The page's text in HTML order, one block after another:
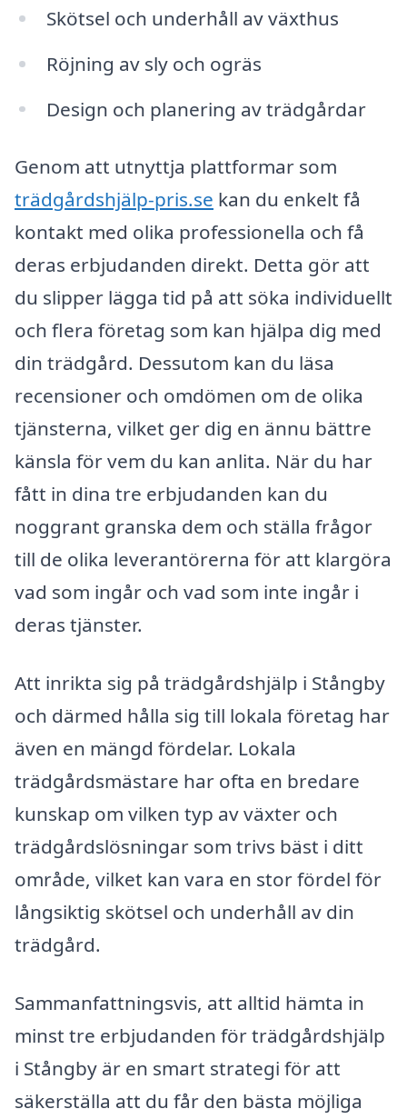
Skötsel och underhåll av växthus
Röjning av sly och ogräs
Design och planering av trädgårdar
Genom att utnyttja plattformar som
trädgårdshjälp-pris.se kan du enkelt få
kontakt med olika professionella och få
deras erbjudanden direkt. Detta gör att
du slipper lägga tid på att söka individuellt
och flera företag som kan hjälpa dig med
din trädgård. Dessutom kan du läsa
recensioner och omdömen om de olika
tjänsterna, vilket ger dig en ännu bättre
känsla för vem du kan anlita. När du har
fått in dina tre erbjudanden kan du
noggrant granska dem och ställa frågor
till de olika leverantörerna för att klargöra
vad som ingår och vad som inte ingår i
deras tjänster.
Att inrikta sig på trädgårdshjälp i Stångby
och därmed hålla sig till lokala företag har
även en mängd fördelar. Lokala
trädgårdsmästare har ofta en bredare
kunskap om vilken typ av växter och
trädgårdslösningar som trivs bäst i ditt
område, vilket kan vara en stor fördel för
långsiktig skötsel och underhåll av din
trädgård.
Sammanfattningsvis, att alltid hämta in
minst tre erbjudanden för trädgårdshjälp
i Stångby är en smart strategi för att
säkerställa att du får den bästa möjliga